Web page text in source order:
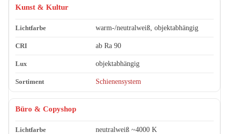
Kunst & Kultur
warm-/neutralweiß, objektabhängig
ab Ra 90
objektabhängig
Schienensystem
Büro & Copyshop
neutralweiß ~4000 K